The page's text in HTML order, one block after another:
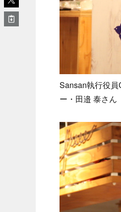
Sansan執行役
ー・田邉 泰さん